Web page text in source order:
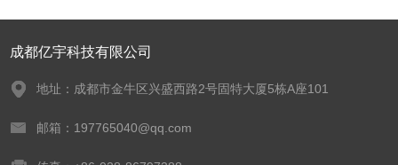
成都亿宇科技有限公司
地址：成都市金牛区兴盛西路2号固特大厦5栋A座101
邮箱：197765040@qq.com